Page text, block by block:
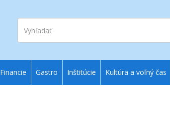
Vyhľadať
Financie Gastro Inštitúcie Kultúra a voľný čas